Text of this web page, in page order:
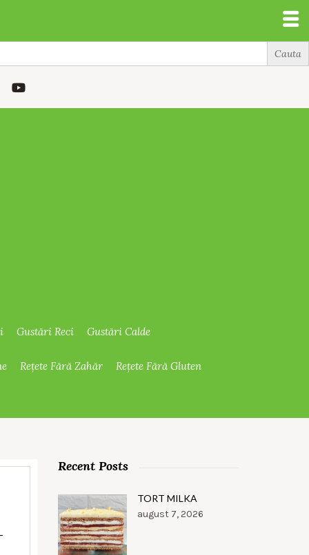
Gustări Reci Gustări Calde
Rețete Fără Zahăr Rețete Fără Gluten
Recent Posts
TORT MILKA
august 7, 2026